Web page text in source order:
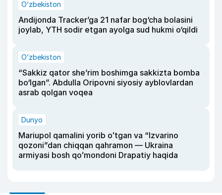
O‘zbekiston
Andijonda Tracker’ga 21 nafar bog‘cha bolasini
joylab, YTH sodir etgan ayolga sud hukmi o‘qildi
O‘zbekiston
“Sakkiz qator she’rim boshimga sakkizta bomba
bo‘lgan”. Abdulla Oripovni siyosiy ayblovlardan
asrab qolgan voqea
Dunyo
Mariupol qamalini yorib oʻtgan va “Izvarino
qozoni”dan chiqqan qahramon — Ukraina
armiyasi bosh qoʻmondoni Drapatiy haqida